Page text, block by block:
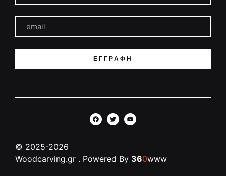
ΕΓΓΡΑΦΉ
© 2025-2026
Woodcarving.gr . Powered By 360www